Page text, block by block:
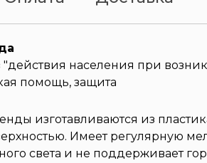
"действия населения при
помощь, защита
изготавливаются из
Имеет регулярную
света и не поддерживает